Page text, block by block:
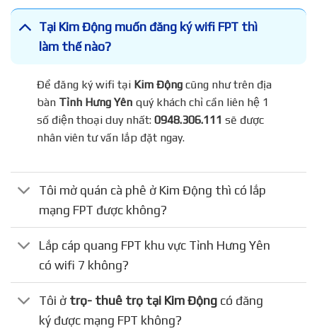
Tại Kim Động muốn đăng ký wifi FPT thì
làm thế nào?
Để đăng ký wifi tạiKim Độngcũng như trên địa
bànTỉnh Hưng Yênquý khách chỉ cần liên hệ 1
số điện thoại duy nhất:0948.306.111 sẽ được
nhân viên tư vấn lắp đặt ngay.
Tôi mở quán cà phê ở Kim Động thì có lắp
mạng FPT được không?
Lắp cáp quang FPT khu vực Tỉnh Hưng Yên
có wifi 7 không?
Tôi ở trọ- thuê trọ tại Kim Động có đăng
ký được mạng FPT không?